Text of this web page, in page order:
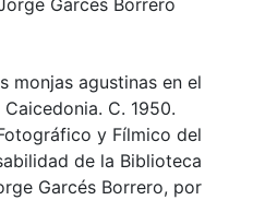
monjas agustinas en el
C. 1950.
y Fílmico del
de la Biblioteca
Garcés Borrero, por